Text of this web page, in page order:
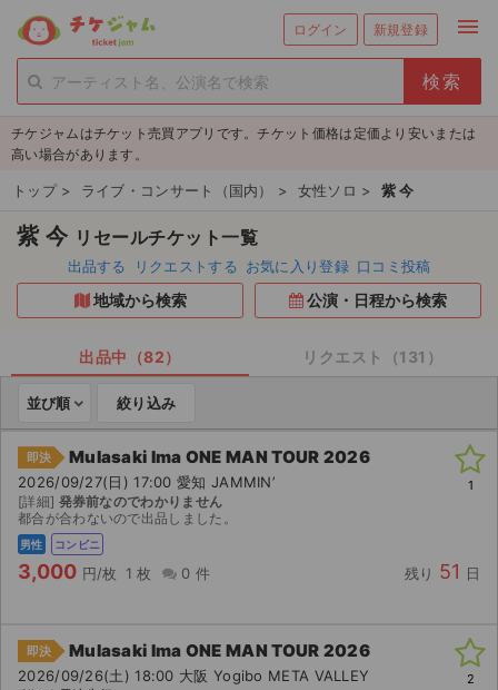
ログイン 新規登録 menu
person_add 新規会員登録
チケットを探す
新着チケット
値下げしたチケット
都道府県からチケットを探す
チケットのリクエスト一覧
取扱チケット
ライブ・コンサート（国内）
ライブ・コンサート（海外）
イベント
演劇・ミュージカル
チケジャムはチケット売買アプリです。チケット価格は定価より安いまたは
高い場合があります。
トップ > ライブ・コンサート（国内） > 女性ソロ > 紫 今
紫 今 リセールチケット一覧
出品する リクエストする お気に入り登録 口コミ投稿
地域から検索 公演・日程から検索
出品中（82） リクエスト（131）
並び順 絞り込み
即決 Mulasaki Ima ONE MAN TOUR 2026
2026/09/27(日) 17:00 愛知 JAMMIN’
[詳細] 発券前なのでわかりません
都合が合わないので出品しました。
男性 コンビニ
3,000 円/枚 1 枚 0 件 残り 51 日
1
即決 Mulasaki Ima ONE MAN TOUR 2026
2026/09/26(土) 18:00 大阪 Yogibo META VALLEY 2